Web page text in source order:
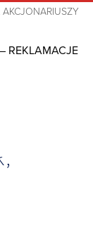
AKCJONARIUSZY
REKLAMACJE